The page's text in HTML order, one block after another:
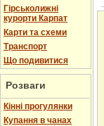
Гірськолижні
курорти Карпат
Карти та схеми
Транспорт
Що подивитися
Розваги
Кінні прогулянки
Купання в чанах